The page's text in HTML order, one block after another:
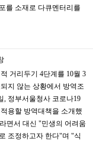
를 소재로 다큐멘터리를
거리두기 4단계를 10월 3
지 않는 상황에서 방역조
, 정부서울청사 코로나19
용할 방역대책을 소개했
면서 대신 "민생의 어려움
조정하고자 한다"며 "식